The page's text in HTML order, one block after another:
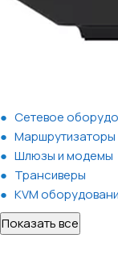
Сетевое
Маршрутизаторы
Шлюзы и модемы
Трансиверы
KVM
Показать все